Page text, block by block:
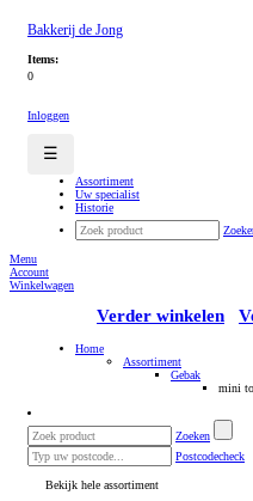
Bakkerij de Jong
Items:
0
Inloggen
☰
Assortiment
Uw specialist
Historie
Menu
Account
Winkelwagen
Verder winkelen
Home
Assortiment
Gebak
mini
Zoeken
Postcodecheck
Bekijk hele assortiment